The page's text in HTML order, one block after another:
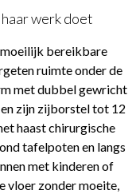
werk doet
moeilijk bereikbare
ruimte onder de
met dubbel gewricht
zijn zijborstel tot 12
haast chirurgische
tafelpoten en langs
met kinderen of
vloer zonder moeite,